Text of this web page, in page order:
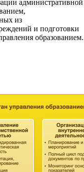
административной
из
и подготовки
образованием.